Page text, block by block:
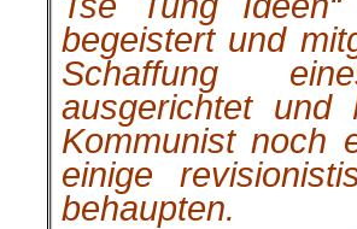
begeistert und
Schaffung
ausgerichtet
Kommunist noch
einige
behaupten.